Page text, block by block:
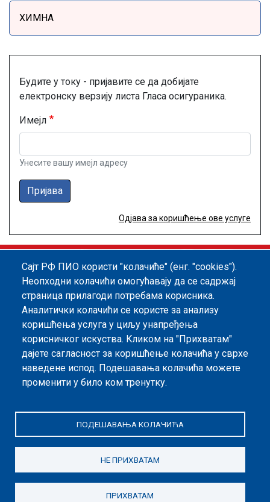
ХИМНА
Будите у току - пријавите се да добијате
електронску верзију листа Гласа осигураника.
Имејл
Унесите вашу имејл адресу
Пријава
Одјава за коришћење ове услуге
Footer menu
Информатор
Заштита података о личности
Информације од јавног значаја
Мапа сајта
Архива
Политика квалитета
Политика безбедности информација
©2026. Републички Фонд за пензијско и инвалидско осигурање, Дирекција
Сајт РФ ПИО користи "колачиће" (енг. "cookies").
Неопходни колачићи омогућавају да се садржај
страница прилагоди потребама корисника.
Аналитички колачићи се користе за анализу
коришћења услуга у циљу унапређења
корисничког искуства. Kликом на "Прихватам"
дајете сагласност за коришћење колачића у сврхе
наведене испод. Подешавања колачића можете
променити у било ком тренутку.
ПОДЕШАВАЊА КОЛАЧИЋА
НЕ ПРИХВАТАМ
ПРИХВАТАМ